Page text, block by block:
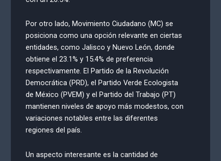
Por otro lado, Movimiento Ciudadano (MC) se
posiciona como una opción relevante en ciertas
entidades, como Jalisco y Nuevo León, donde
obtiene el 23.1% y 15.4% de preferencia
respectivamente. El Partido de la Revolución
Democrática (PRD), el Partido Verde Ecologista
de México (PVEM) y el Partido del Trabajo (PT)
mantienen niveles de apoyo más modestos, con
variaciones notables entre las diferentes
regiones del país.
Un aspecto interesante es la cantidad de